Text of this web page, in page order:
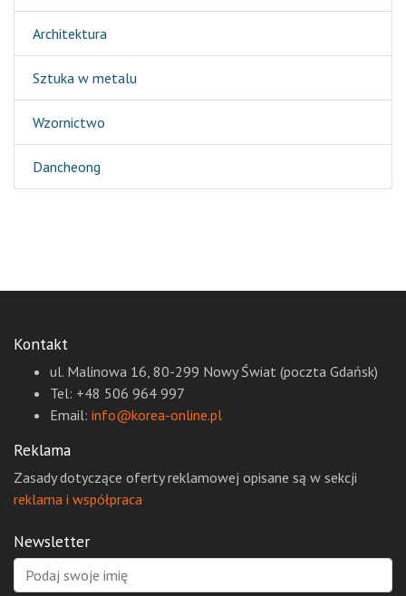
Architektura
Sztuka w metalu
Wzornictwo
Dancheong
Kontakt
ul. Malinowa 16, 80-299 Nowy Świat (poczta Gdańsk)
Tel: +48 506 964 997
Email: info@korea-online.pl
Reklama
Zasady dotyczące oferty reklamowej opisane są w sekcji
reklama i współpraca
Newsletter